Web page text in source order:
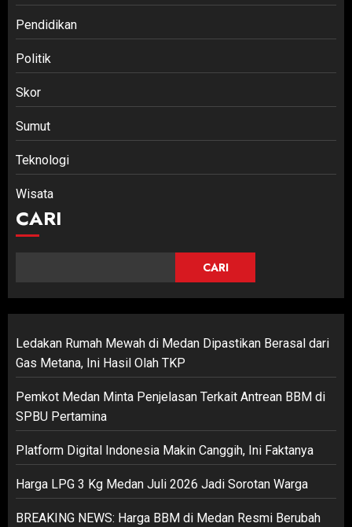
Pendidikan
Politik
Skor
Sumut
Teknologi
Wisata
CARI
CARI
Ledakan Rumah Mewah di Medan Dipastikan Berasal dari
Gas Metana, Ini Hasil Olah TKP
Pemkot Medan Minta Penjelasan Terkait Antrean BBM di
SPBU Pertamina
Platform Digital Indonesia Makin Canggih, Ini Faktanya
Harga LPG 3 Kg Medan Juli 2026 Jadi Sorotan Warga
BREAKING NEWS: Harga BBM di Medan Resmi Berubah